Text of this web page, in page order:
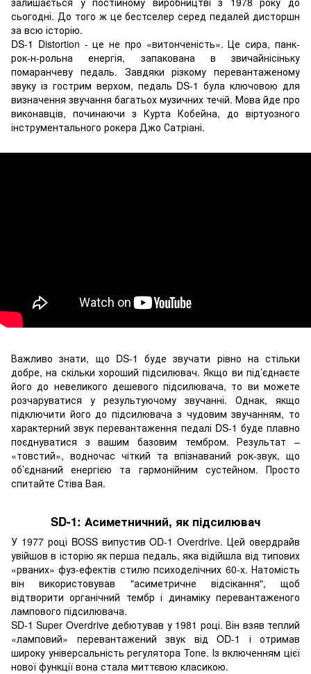
сьогодні. До того ж це бестселер серед педалей дисторшн
за всю історію.
DS-1 Distortion - це не про «витонченість». Це сира, панк-
рок-н-рольна енергія, запакована в звичайнісіньку
помаранчеву педаль. Завдяки різкому перевантаженому
звуку із гострим верхом, педаль DS-1 була ключовою для
визначення звучання багатьох музичних течій. Мова йде про
виконавців, починаючи з Курта Кобейна, до віртуозного
інструментального рокера Джо Сатріані.
Важливо знати, що DS-1 буде звучати рівно на стільки
добре, на скільки хороший підсилювач. Якщо ви під’єднаєте
його до невеликого дешевого підсилювача, то ви можете
розчаруватися у результуючому звучанні. Однак, якщо
підключити його до підсилювача з чудовим звучанням, то
характерний звук перевантаження педалі DS-1 буде плавно
поєднуватися з вашим базовим тембром. Результат –
«товстий», водночас чіткий та впізнаваний рок-звук, що
об’єднаний енергією та гармонійним сустейном. Просто
спитайте Стіва Вая.
SD-1: Асиметничний, як підсилювач
У 1977 році BOSS випустив OD-1 Overdrive. Цей овердрайв
увійшов в історію як перша педаль, яка відійшла від типових
«рваних» фуз-ефектів стилю психоделічних 60-х. Натомість
він використовував "асиметричне відсікання", щоб
відтворити органічний тембр і динаміку перевантаженого
лампового підсилювача.
SD-1 Super Overdrive дебютував у 1981 році. Він взяв теплий
«ламповий» перевантажений звук від OD-1 і отримав
широку універсальність регулятора Tone. Із включенням цієї
нової функції вона стала миттєвою класикою.